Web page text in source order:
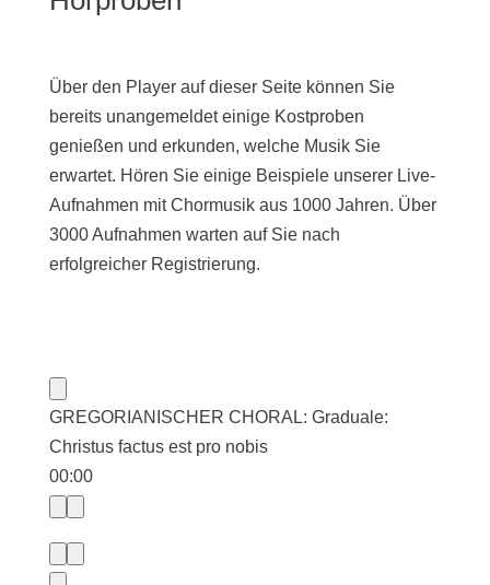
Über den Player auf dieser Seite können Sie
bereits unangemeldet einige Kostproben
genießen und erkunden, welche Musik Sie
erwartet. Hören Sie einige Beispiele unserer Live-
Aufnahmen mit Chormusik aus 1000 Jahren. Über
3000 Aufnahmen warten auf Sie nach
erfolgreicher Registrierung.
GREGORIANISCHER CHORAL: Graduale:
Christus factus est pro nobis
00:00